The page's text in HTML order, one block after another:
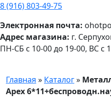
8 (916) 803-49-75
ПН-СБ с 10-00 до 19-00, ВС с
Электронная почта:
Адрес магазина: г.
Главная » Каталог»
Apex